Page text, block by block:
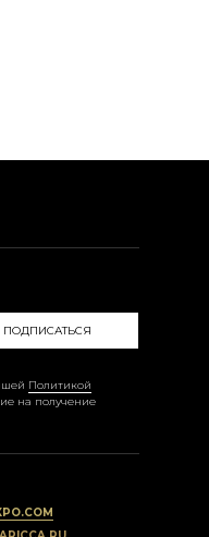
ПОДПИСАТЬСЯ
Политикой
на получение